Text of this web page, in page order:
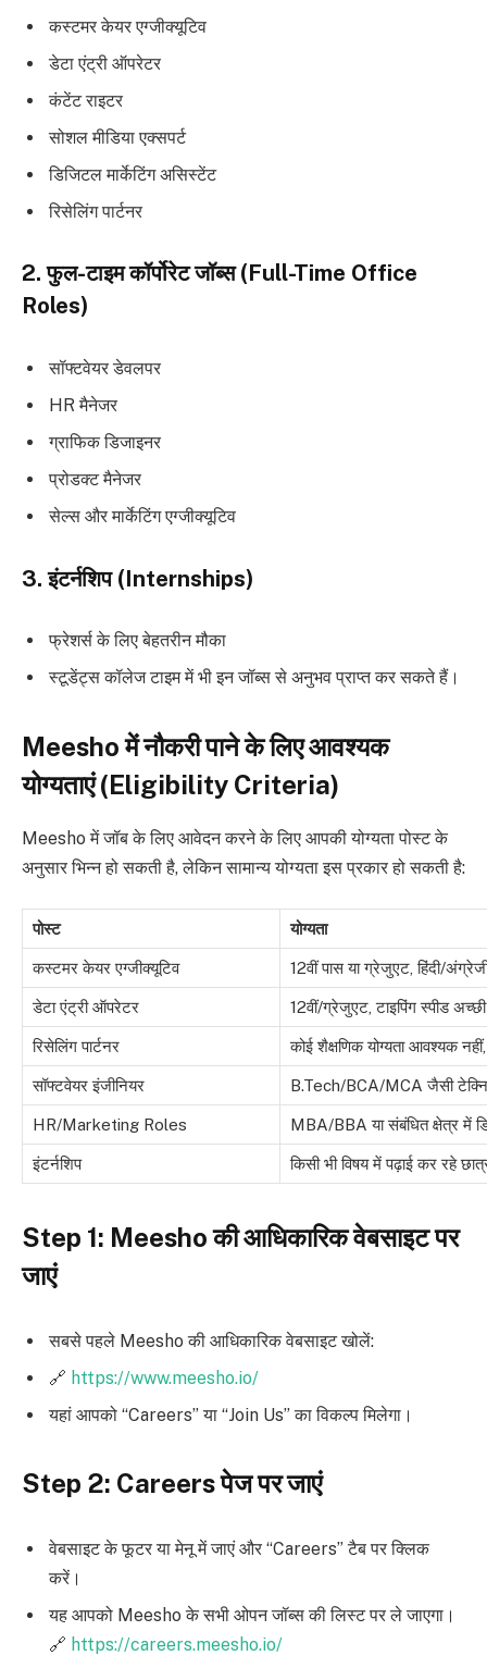
कस्टमर केयर एग्जीक्यूटिव
डेटा एंट्री ऑपरेटर
कंटेंट राइटर
सोशल मीडिया एक्सपर्ट
डिजिटल मार्केटिंग असिस्टेंट
रिसेलिंग पार्टनर
2. फुल-टाइम कॉर्पोरेट जॉब्स (Full-Time Office
Roles)
सॉफ्टवेयर डेवलपर
HR मैनेजर
ग्राफिक डिजाइनर
प्रोडक्ट मैनेजर
सेल्स और मार्केटिंग एग्जीक्यूटिव
3. इंटर्नशिप (Internships)
फ्रेशर्स के लिए बेहतरीन मौका
स्टूडेंट्स कॉलेज टाइम में भी इन जॉब्स से अनुभव प्राप्त कर सकते हैं।
Meesho में नौकरी पाने के लिए आवश्यक
योग्यताएं (Eligibility Criteria)
Meesho में जॉब के लिए आवेदन करने के लिए आपकी योग्यता पोस्ट के
अनुसार भिन्न हो सकती है, लेकिन सामान्य योग्यता इस प्रकार हो सकती है:
पोस्ट योग्यता
कस्टमर केयर एग्जीक्यूटिव 12वीं पास या ग्रेजुएट, हिंदी/
डेटा एंट्री ऑपरेटर 12वीं/ग्रेजुएट, टाइपिंग स्पीड अच्छी
रिसेलिंग पार्टनर कोई शैक्षणिक योग्यता आवश्यक
सॉफ्टवेयर इंजीनियर B.Tech/BCA/MCA जैसी
HR/Marketing Roles MBA/BBA या संबंधित क्षेत्र में
इंटर्नशिप किसी भी विषय में पढ़ाई कर रहे
Step 1: Meesho की आधिकारिक वेबसाइट पर
जाएं
सबसे पहले Meesho की आधिकारिक वेबसाइट खोलें:
🔗 https://www.meesho.io/
यहां आपको “Careers” या “Join Us” का विकल्प मिलेगा।
Step 2: Careers पेज पर जाएं
वेबसाइट के फूटर या मेनू में जाएं और “Careers” टैब पर क्लिक
करें।
यह आपको Meesho के सभी ओपन जॉब्स की लिस्ट पर ले जाएगा।
🔗 https://careers.meesho.io/